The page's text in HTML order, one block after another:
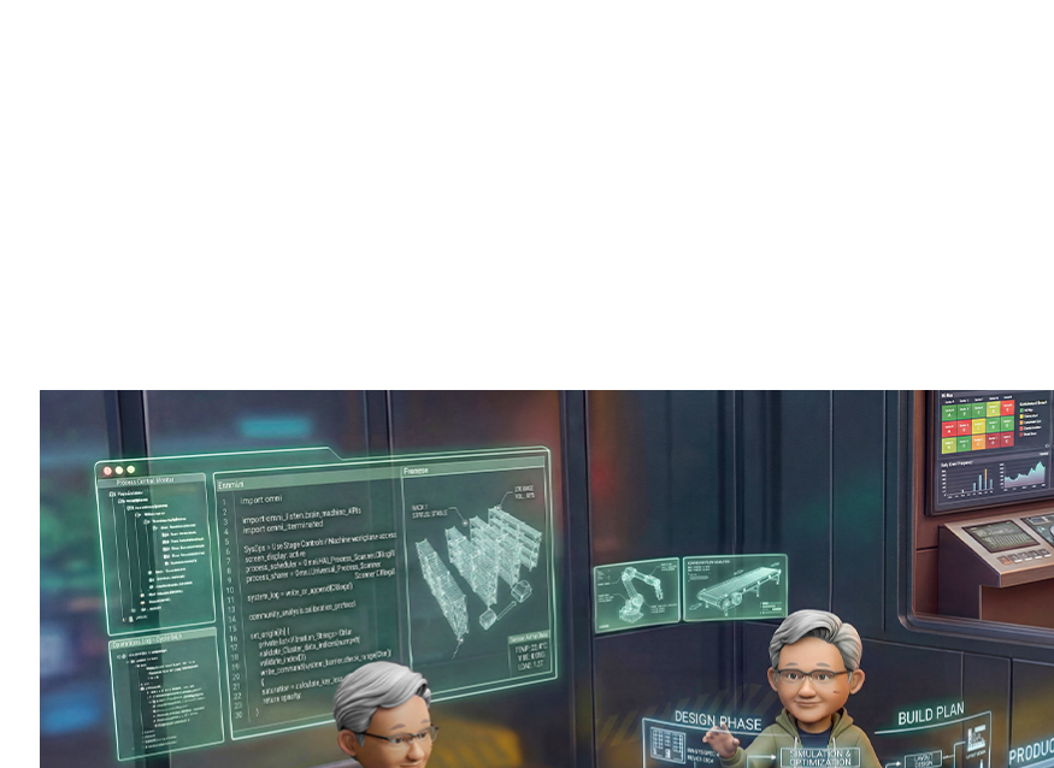
Share
※本発表資料は米国時間 2026 年 3 月 16 日に発表された の抄訳です。
概要 :
NVIDIA Agent Toolkit は、より安全でセキュアな自己進化型エージェントと Clawを構築するための
オープン ソース ランタイムである NVIDIA OpenShell を含むツール群
LangChain で構築された、エージェント型検索向けのオープン ソースの NVIDIA AI-Q Blueprint
は、DeepResearch Bench の精度ランキングでトップに立ち、フロンティアモデルとオープン モデ
ルを組み合わせたハイブリッドのアプローチを採用することで、クエリのコストを半減にさせるこ